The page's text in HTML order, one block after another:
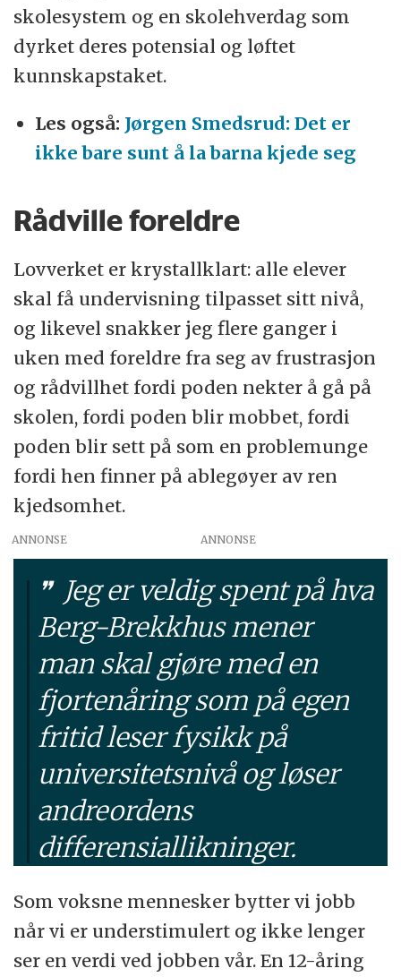
skolesystem og en skolehverdag som
dyrket deres potensial og løftet
kunnskapstaket.
Les også: Jørgen Smedsrud: Det er
ikke bare sunt å la barna kjede seg
Rådville foreldre
Lovverket er krystallklart: alle elever
skal få undervisning tilpasset sitt nivå,
og likevel snakker jeg flere ganger i
uken med foreldre fra seg av frustrasjon
og rådvillhet fordi poden nekter å gå på
skolen, fordi poden blir mobbet, fordi
poden blir sett på som en problemunge
fordi hen finner på ablegøyer av ren
kjedsomhet.
ANNONSE
Jeg er veldig spent på hva
Berg-Brekkhus mener
man skal gjøre med en
fjortenåring som på egen
fritid leser fysikk på
universitetsnivå og løser
andreordens
differensiallikninger.
Som voksne mennesker bytter vi jobb
når vi er understimulert og ikke lenger
ser en verdi ved jobben vår. En 12-åring